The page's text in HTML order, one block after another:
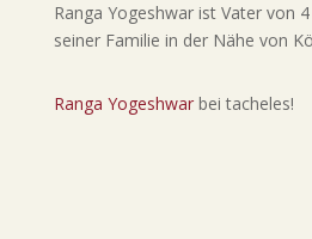
Ranga Yogeshwar ist Vater von
seiner Familie in der Nähe von
Ranga Yogeshwarbei tacheles!